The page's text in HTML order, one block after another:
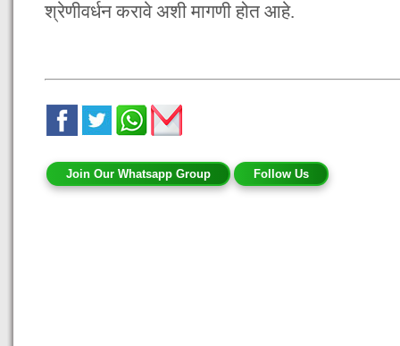
श्रेणीवर्धन करावे अशी मागणी होत आहे.
Join Our Whatsapp Group Follow Us